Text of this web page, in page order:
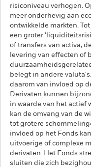
risiconiveau verhogen.
meer onderhevig aan
ontwikkelde markten.
een groter
of transfers van activa,
levering van effecten of
belegt in andere
daarom van invloed op
Derivaten kunnen
in waarde van het actief
kan de omvang van de
tot grotere
invloed op het Fonds
uitvoerige of complexe
derivaten. Het Fonds
sluiten die zich